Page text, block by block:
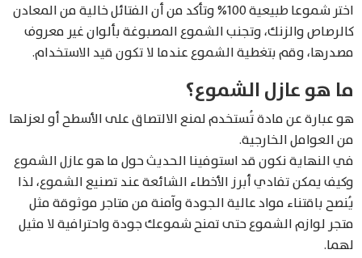
اختر شموعا طبيعية 100% وتأكد من أن الفتائل خالية من المعادن
كالرصاص والزنك، وتجنب الشموع المصبوغة بألوان غير معروف
مصدرها، وقم بتغطية الشموع عندما لا تكون قيد الاستخدام.
ما هو عازل الشموع؟
هو عبارة عن مادة تُستخدم لمنع الالتصاق على الأسطح أو لعزلها
من العوامل الخارجية.
في النهاية نكون قد استوفينا الحديث حول ما هو عازل الشموع
وكيف يمكن تفادي أبرز الأخطاء الشائعة عند تصنيع الشموع، لذا
يُنصح باقتناء مواد عالية الجودة وآمنة من متاجر موثوقة مثل
متجر لوازم الشموع حتى تمنح شموعك جودة واحترافية لا مثيل
لهما.